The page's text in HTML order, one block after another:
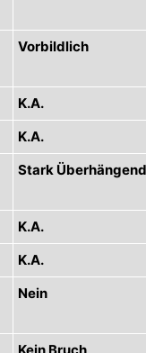
Vorbildlich
K.A.
K.A.
Stark Überhängend
K.A.
K.A.
Nein